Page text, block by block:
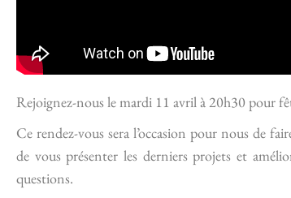
Rejoignez-nous le mardi 11 avril à 20h30 pour
Ce rendez-vous sera l’occasion pour nous de
de vous présenter les derniers projets et
questions.